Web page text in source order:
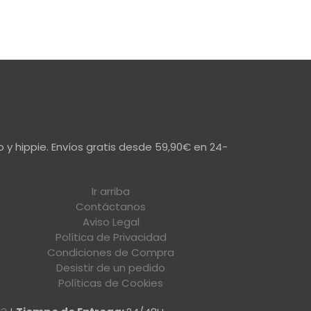
hippie. Envíos gratis desde 59,90€ en 24-
Ir arriba
Contáctanos
Aviso Legal
Política de Privacidad
Condiciones de Compra
Desistir de un pedido
Políticas de Cookies